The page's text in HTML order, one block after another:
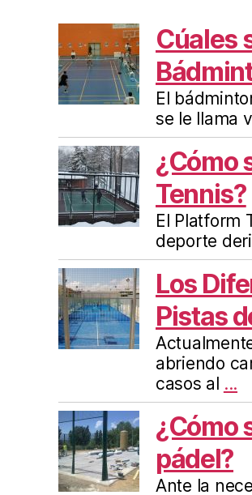
Cúales
El
se le llama
¿Cómo
Tennis?
El Platform
deporte
Los
Pistas
abriendo
casos al ...
¿Cómo
pádel?
Ante la